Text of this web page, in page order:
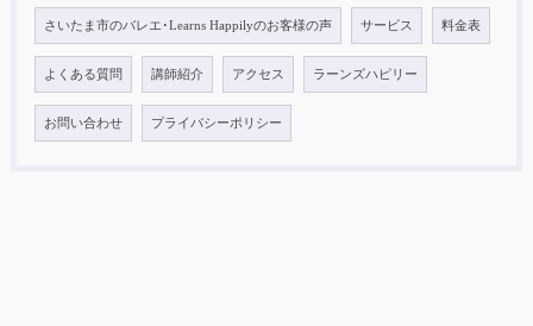
さいたま市のバレエ･Learns Happilyのお客様の声 サービス 料金表
よくある質問 講師紹介 アクセス ラーンズハピリー
お問い合わせ プライバシーポリシー